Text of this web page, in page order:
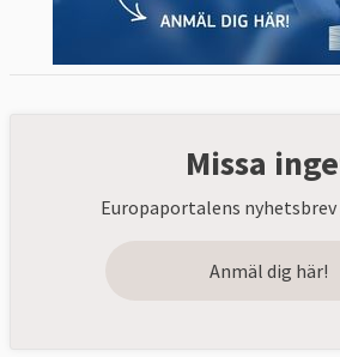
Missa
Europaportalens
Anmäl dig här!